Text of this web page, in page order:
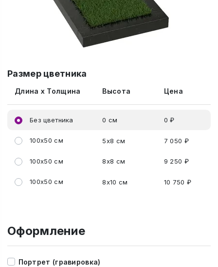
Размер цветника
Длина x Толщина Высота Цена
Без цветника 0 см 0 ₽
100x50 см 5x8 см 7 050 ₽
100x50 см 8x8 см 9 250 ₽
100x50 см 8x10 см 10 750 ₽
Оформление
Портрет (гравировка)